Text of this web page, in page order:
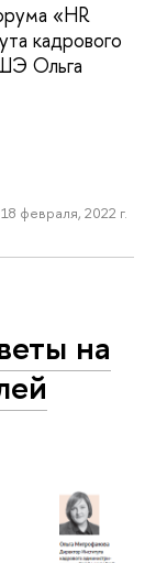
«HR
кадрового
Ольга
18 февраля, 2022 г.
на